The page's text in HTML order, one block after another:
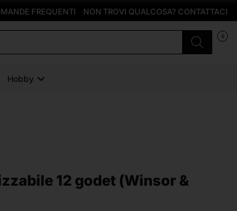
FREQUENTI NON TROVI QUALCOSA? CONTATTACI
0
Hobby
12 godet (Winsor &